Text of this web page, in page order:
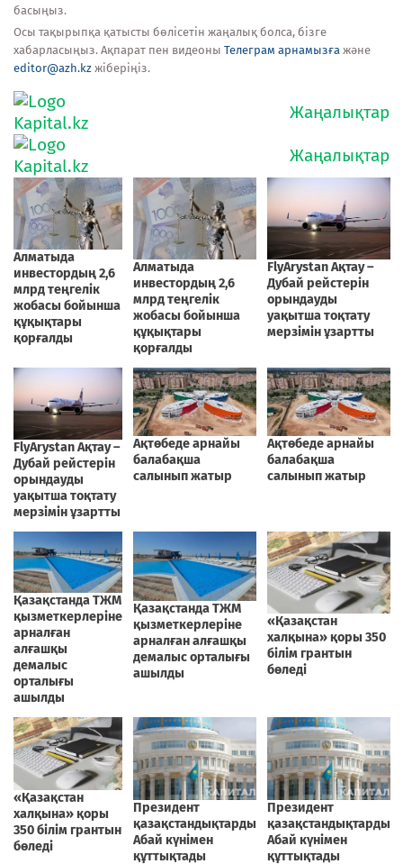
басыңыз.
Осы тақырыпқа қатысты бөлісетін жаңалық болса, бізге
хабарласыңыз. Ақпарат пен видеоны Телеграм арнамызға және
editor@azh.kz жіберіңіз.